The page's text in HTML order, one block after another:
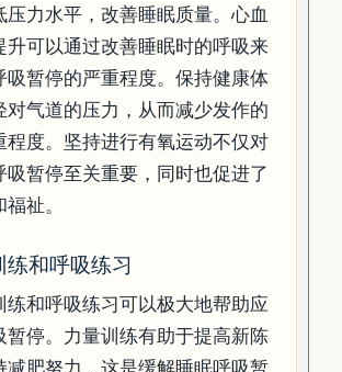
压力水平，改善睡眠质量。心血
升可以通过改善睡眠时的呼吸来
吸暂停的严重程度。保持健康体
对气道的压力，从而减少发作的
程度。坚持进行有氧运动不仅对
吸暂停至关重要，同时也促进了
祉。
练和呼吸练习
练和呼吸练习可以极大地帮助应
暂停。力量训练有助于提高新陈